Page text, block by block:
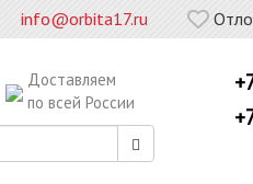
info@orbita17.ru
Доставляем
по всей России